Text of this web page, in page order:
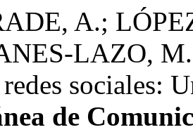
A.;
LAZO, M.
sociales:
de